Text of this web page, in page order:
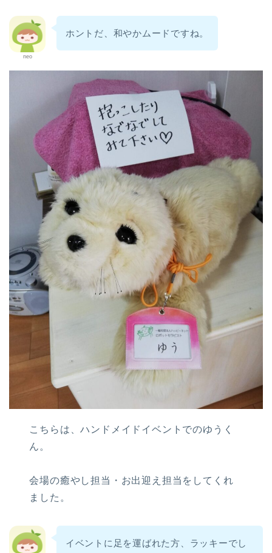
neo
ホントだ、和やかムードですね。
こちらは、ハンドメイドイベントでのゆうく
ん。
会場の癒やし担当・お出迎え担当をしてくれ
ました。
イベントに足を運ばれた方、ラッキーでし